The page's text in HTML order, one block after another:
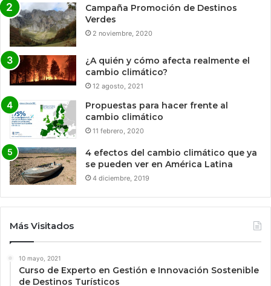
Campaña Promoción de Destinos
Verdes
2 noviembre, 2020
¿A quién y cómo afecta realmente el
cambio climático?
12 agosto, 2021
Propuestas para hacer frente al
cambio climático
11 febrero, 2020
4 efectos del cambio climático que ya
se pueden ver en América Latina
4 diciembre, 2019
Más Visitados
10 mayo, 2021
Curso de Experto en Gestión e Innovación Sostenible
de Destinos Turísticos